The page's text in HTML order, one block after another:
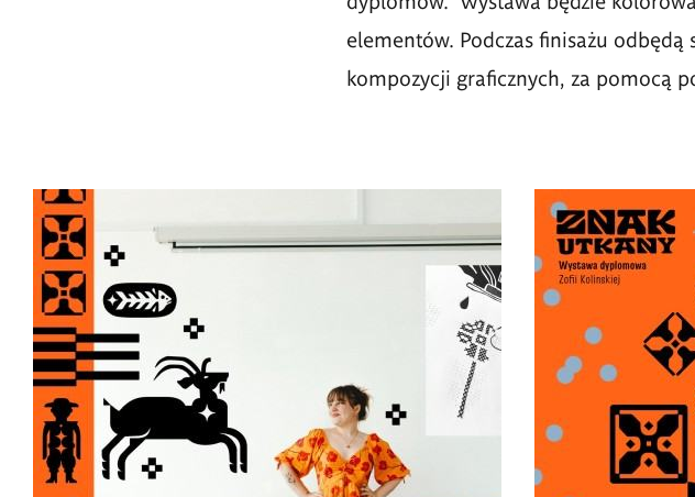
elementów. Podczas finisażu
kompozycji graficznych, za pomocą